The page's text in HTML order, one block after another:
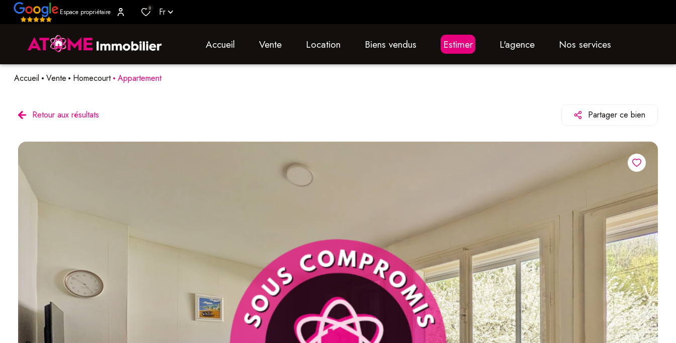
Espace propriétaire 0 Fr
accueil vente location biens vendus estimer L'agence nos services
Accueil Vente Homecourt Appartement
Retour aux résultats Partager ce bien